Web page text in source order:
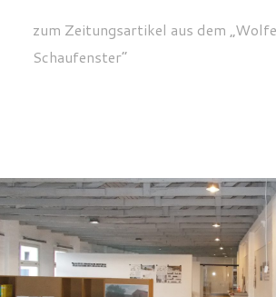
zum Zeitungsartikel aus dem
Schaufenster“